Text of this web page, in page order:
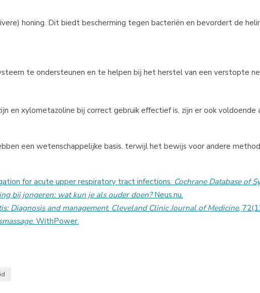
, oxymetazoline of in zeldzame gevallen een corticosteroïden-
verhelpen met een neuszalf zoals
honing. Dit biedt bescherming tegen bacteriën en bevordert de
te ondersteunen en te helpen bij het herstel van een verstopte
en xylometazoline bij correct gebruik effectief is, zijn er ook voldoende